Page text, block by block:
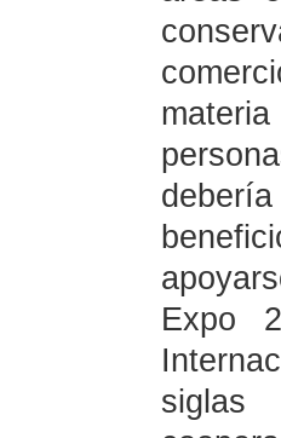
Expo
siglas